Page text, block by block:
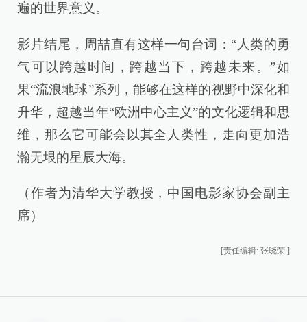
遍的世界意义。
影片结尾，周喆直有这样一句台词：“人类的勇
气可以跨越时间，跨越当下，跨越未来。”如
果“流浪地球”系列，能够在这样的视野中深化和
升华，超越当年“欧洲中心主义”的文化逻辑和思
维，那么它可能会以其全人类性，走向更加浩
瀚无垠的星辰大海。
（作者为清华大学教授，中国电影家协会副主
席）
[责任编辑: 张晓荣 ]